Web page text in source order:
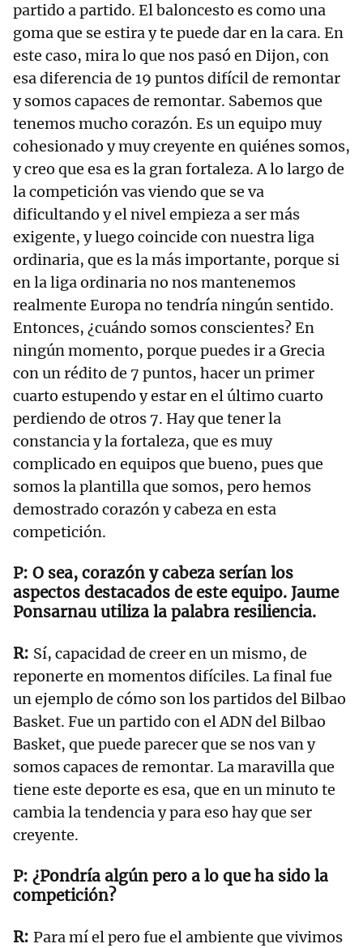
partido a partido. El baloncesto es como una
goma que se estira y te puede dar en la cara. En
este caso, mira lo que nos pasó en Dijon, con
esa diferencia de 19 puntos difícil de remontar
y somos capaces de remontar. Sabemos que
tenemos mucho corazón. Es un equipo muy
cohesionado y muy creyente en quiénes somos,
y creo que esa es la gran fortaleza. A lo largo de
la competición vas viendo que se va
dificultando y el nivel empieza a ser más
exigente, y luego coincide con nuestra liga
ordinaria, que es la más importante, porque si
en la liga ordinaria no nos mantenemos
realmente Europa no tendría ningún sentido.
Entonces, ¿cuándo somos conscientes? En
ningún momento, porque puedes ir a Grecia
con un rédito de 7 puntos, hacer un primer
cuarto estupendo y estar en el último cuarto
perdiendo de otros 7. Hay que tener la
constancia y la fortaleza, que es muy
complicado en equipos que bueno, pues que
somos la plantilla que somos, pero hemos
demostrado corazón y cabeza en esta
competición.
O sea, corazón y cabeza serían los
aspectos destacados de este equipo. Jaume
Ponsarnau utiliza la palabra resiliencia.
Sí, capacidad de creer en un mismo, de
reponerte en momentos difíciles. La final fue
un ejemplo de cómo son los partidos del Bilbao
Basket. Fue un partido con el ADN del Bilbao
Basket, que puede parecer que se nos van y
somos capaces de remontar. La maravilla que
tiene este deporte es esa, que en un minuto te
cambia la tendencia y para eso hay que ser
creyente.
¿Pondría algún pero a lo que ha sido la
competición?
Para mí el pero fue el ambiente que vivimos